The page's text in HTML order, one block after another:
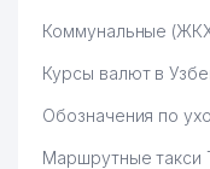
Коммунальные
Курсы валют в
Обозначения по
Маршрутные такси